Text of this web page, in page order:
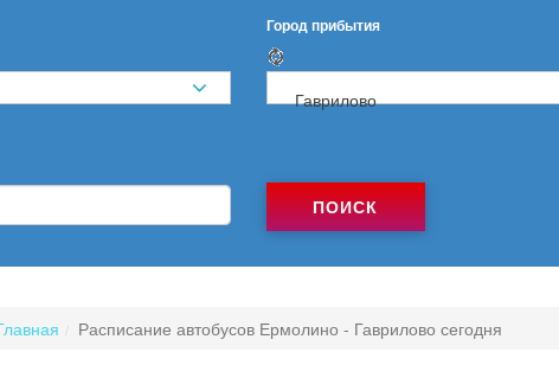
Город прибытия
Гаврилово
ПОИСК
Расписание автобусов Ермолино - Гаврилово сегодня